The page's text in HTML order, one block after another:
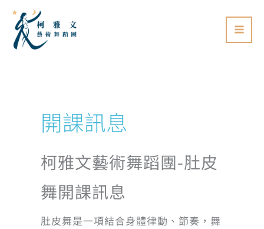
開課訊息
柯雅文藝術舞蹈團-肚皮
舞開課訊息
肚皮舞是一項結合身體律動、節奏，舞